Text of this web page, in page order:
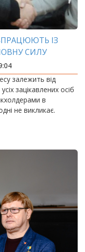
ІЗ
СИЛУ
залежить від
зацікавлених осіб
в
не викликає.